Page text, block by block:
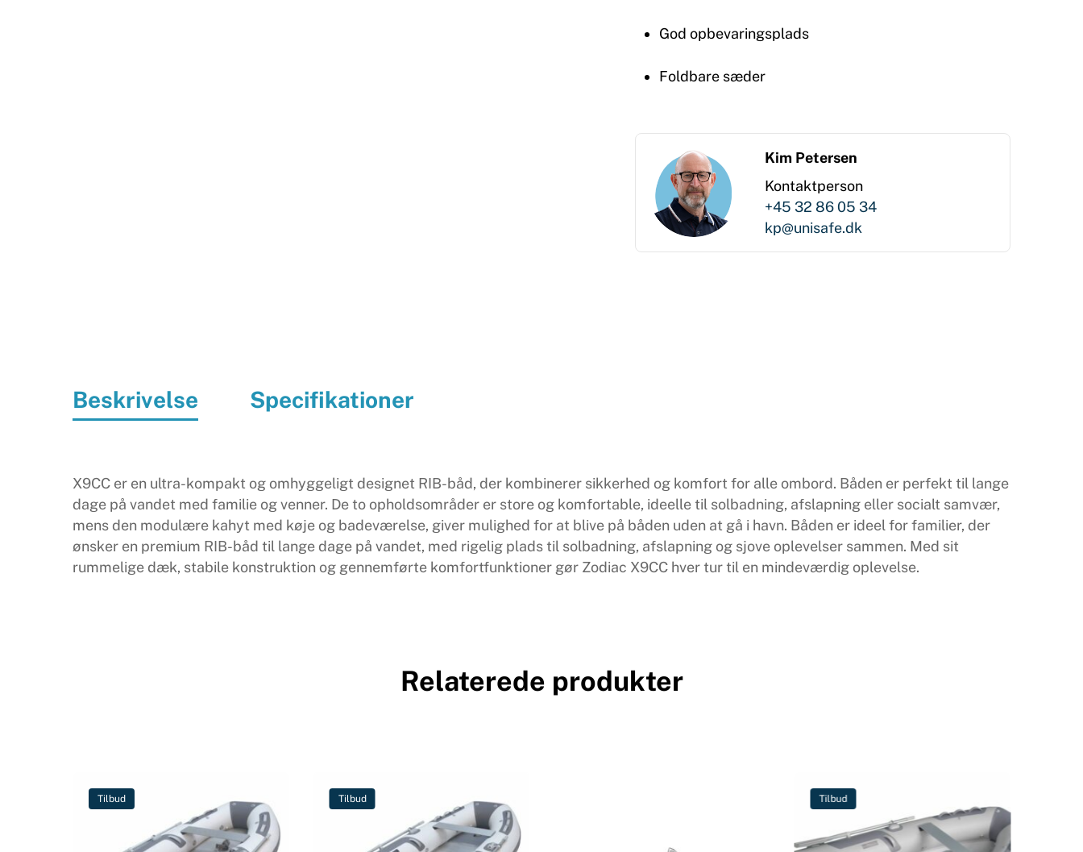
God opbevaringsplads
Foldbare sæder
Kim Petersen
Kontaktperson
+45 32 86 05 34
kp@unisafe.dk
Beskrivelse Specifikationer
X9CC er en ultra-kompakt og omhyggeligt designet RIB-båd, der kombinerer sikkerhed og komfort for alle ombord. Båden er perfekt til lange
dage på vandet med familie og venner. De to opholdsområder er store og komfortable, ideelle til solbadning, afslapning eller socialt samvær,
mens den modulære kahyt med køje og badeværelse, giver mulighed for at blive på båden uden at gå i havn. Båden er ideel for familier, der
ønsker en premium RIB-båd til lange dage på vandet, med rigelig plads til solbadning, afslapning og sjove oplevelser sammen. Med sit
rummelige dæk, stabile konstruktion og gennemførte komfortfunktioner gør Zodiac X9CC hver tur til en mindeværdig oplevelse.
Relaterede produkter
Tilbud Tilbud Tilbud